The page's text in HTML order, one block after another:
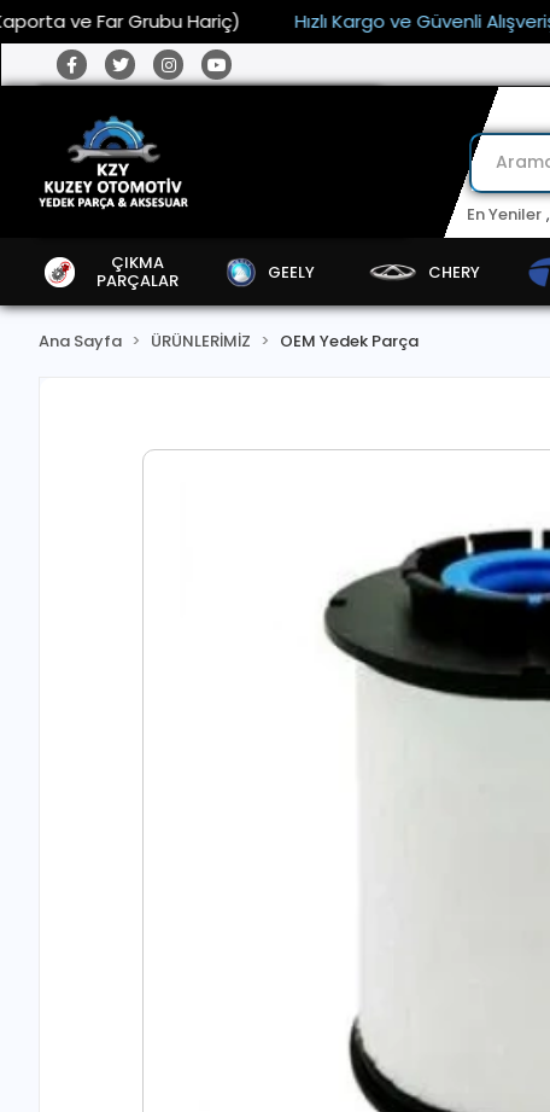
ve Far Grubu Hariç) Hızlı Kargo ve Güvenli Alışveriş
En Yeniler ,
ÇIKMA
PARÇALAR GEELY CHERY
Ana Sayfa ÜRÜNLERİMİZ OEM Yedek Parça